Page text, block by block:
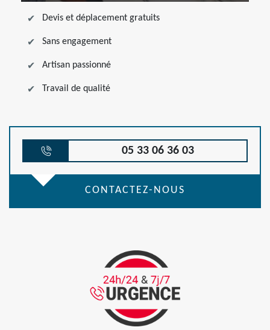
Devis et déplacement gratuits
Sans engagement
Artisan passionné
Travail de qualité
05 33 06 36 03
CONTACTEZ-NOUS